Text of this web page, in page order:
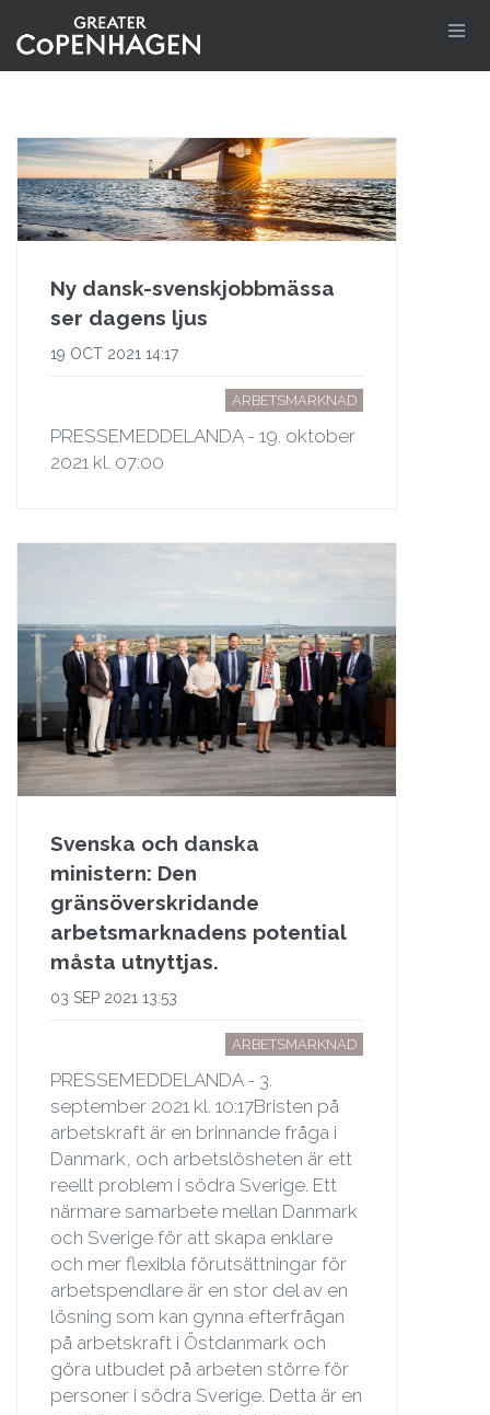
till
huvudinnehåll
Ny dansk-svenskjobbmässa
ser dagens ljus
19 OCT 2021 14:17
ARBETSMARKNAD
PRESSEMEDDELANDA - 19. oktober
2021 kl. 07:00
Svenska och danska
ministern: Den
gränsöverskridande
arbetsmarknadens potential
måsta utnyttjas.
03 SEP 2021 13:53
ARBETSMARKNAD
PRESSEMEDDELANDA - 3.
september 2021 kl. 10:17Bristen på
arbetskraft är en brinnande fråga i
Danmark, och arbetslösheten är ett
reellt problem i södra Sverige. Ett
närmare samarbete mellan Danmark
och Sverige för att skapa enklare
och mer flexibla förutsättningar för
arbetspendlare är en stor del av en
lösning som kan gynna efterfrågan
på arbetskraft i Östdanmark och
göra utbudet på arbeten större för
personer i södra Sverige. Detta är en